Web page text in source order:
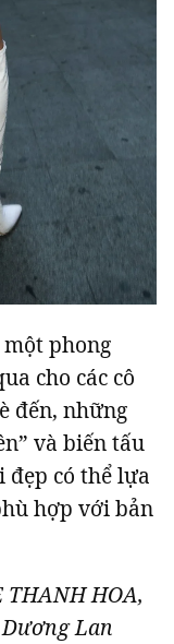
phong
cho các cô
đến, những
và biến tấu
có thể lựa
hợp với bản
HOA,
Lan